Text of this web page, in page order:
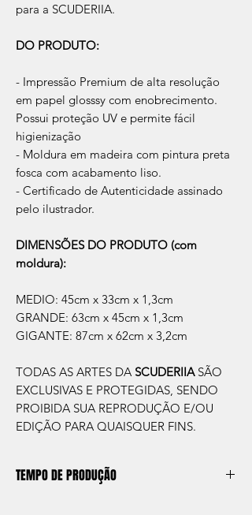
para a SCUDERIIA.
DO PRODUTO:
- Impressão Premium de alta resolução
em papel glosssy com enobrecimento.
Possui proteção UV e permite fácil
higienização
- Moldura em madeira com pintura preta
fosca com acabamento liso.
- Certificado de Autenticidade assinado
pelo ilustrador.
DIMENSÕES DO PRODUTO (com
moldura):
MEDIO: 45cm x 33cm x 1,3cm
GRANDE: 63cm x 45cm x 1,3cm
GIGANTE: 87cm x 62cm x 3,2cm
TODAS AS ARTES DA SCUDERIIA SÃO
EXCLUSIVAS E PROTEGIDAS, SENDO
PROIBIDA SUA REPRODUÇÃO E/OU
EDIÇÃO PARA QUAISQUER FINS.
TEMPO DE PRODUÇÃO